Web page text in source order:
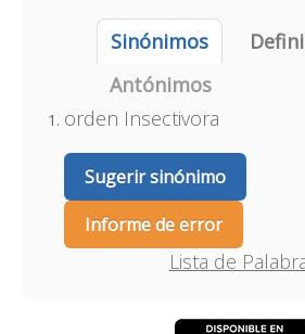
Sinónimos
Antónimos
orden Insectivora
Sugerir sinónimo
Informe de error
Lista de